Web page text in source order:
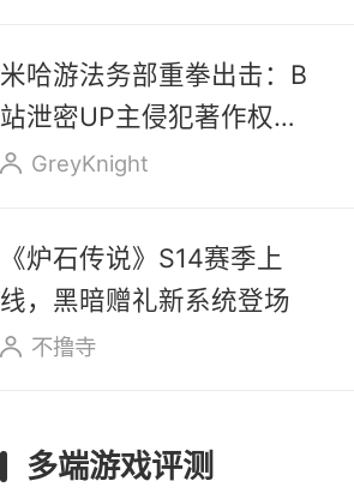
米哈游法务部重拳出击：B
站泄密UP主侵犯著作权罪
成立GreyKnight
《炉石传说》S14赛季上
线，黑暗赠礼新系统登场
不撸寺
多端游戏评测